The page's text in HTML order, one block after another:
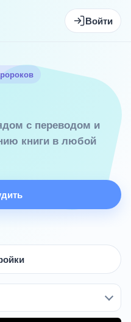
Войти
с переводом и
книги в любой